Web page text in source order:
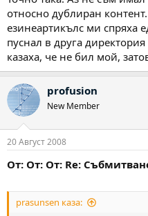
относно дублиран
езинеартикълс ми спряха
пуснал в друга
казаха, че не бил мой,
profusion
New Member
20 Август 2008
От: От: От: Re:
prasunsen каза: